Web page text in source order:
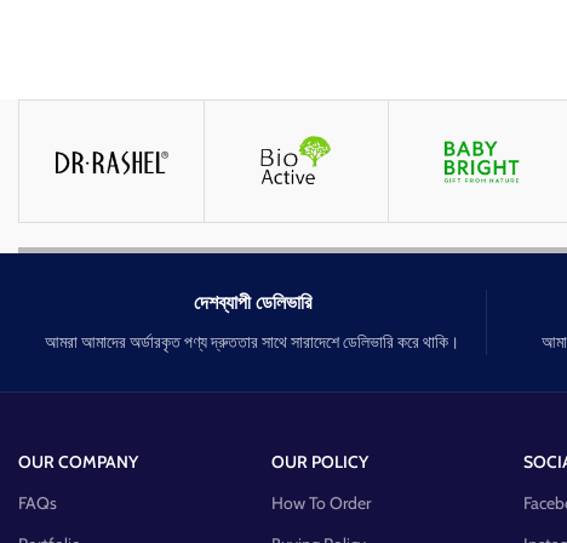
দেশব্যাপী ডেলিভারি
আমরা আমাদের অর্ডারকৃত পণ্য দ্রুততার সাথে সারাদেশে ডেলিভারি করে থাকি।
OUR COMPANY
FAQs
OUR POLICY
How To Order